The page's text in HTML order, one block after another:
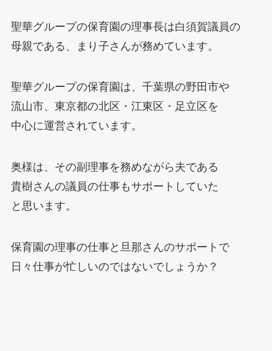
聖華グループの保育園の理事長は白須賀議員の
母親である、まり子さんが務めています。
聖華グループの保育園は、千葉県の野田市や
流山市、東京都の北区・江東区・足立区を
中心に運営されています。
奥様は、その副理事を務めながら夫である
貴樹さんの議員の仕事もサポートしていた
と思います。
保育園の理事の仕事と旦那さんのサポートで
日々仕事が忙しいのではないでしょうか？